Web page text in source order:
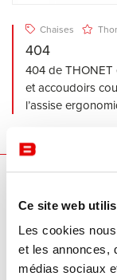
Ce site web
Les cookies
et les annonces,
médias sociaux
Chaises
404
404 de
et accoudoirs
l’assise